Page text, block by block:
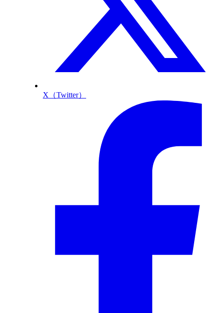
X（Twitter）